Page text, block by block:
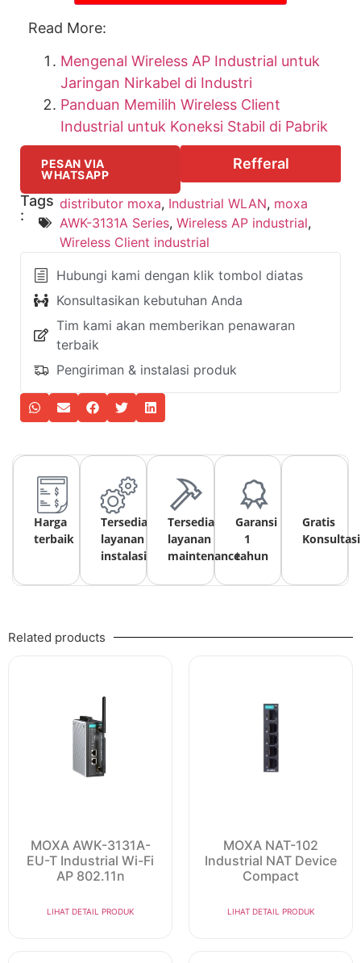
Read More:
Mengenal Wireless AP Industrial untuk
Jaringan Nirkabel di Industri
Panduan Memilih Wireless Client
Industrial untuk Koneksi Stabil di Pabrik
PESAN VIA
WHATSAPP
Refferal
Tags
:
distributor moxa, Industrial WLAN, moxa
AWK-3131A Series,Wireless AP industrial,
Wireless Client industrial
Hubungi kami dengan klik tombol diatas
Konsultasikan kebutuhan Anda
Tim kami akan memberikan penawaran
terbaik
Pengiriman & instalasi produk
Harga
terbaik
Tersedia
layanan
instalasi
Tersedia
layanan
maintenance
Garansi
1
tahun
Gratis
Konsultasi
Related products
MOXA AWK-3131A-
EU-T Industrial Wi-Fi
AP 802.11n
LIHAT DETAIL PRODUK
MOXA NAT-102
Industrial NAT Device
Compact
LIHAT DETAIL PRODUK